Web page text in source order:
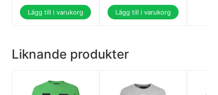
Lägg till i varukorg Lägg till i varukorg
Liknande produkter